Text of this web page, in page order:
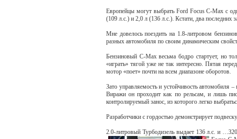
Европейцы могут выбрать Ford Focus C-Max с
(109 л.с.) и 2,0 л (136 л.с.). Кстати, два последних
Мне довелось поездить на 1.8-литровом
разных автомобиля по своим динамическим
Бензиновый С-Мах весьма бодро стартует, но
«играть» тягой уже не так интересно. Пятая
мотор «поет» почти на всем диапазоне оборотов.
Зато управляемость и устойчивость автомобиля
Виражи он проходит как по рельсам, и лишь
контролируемый занос, из которого легко
Разработчики с гордостью демонстрирует
2.0-литровый Турбодизель выдает 136 л.с. и